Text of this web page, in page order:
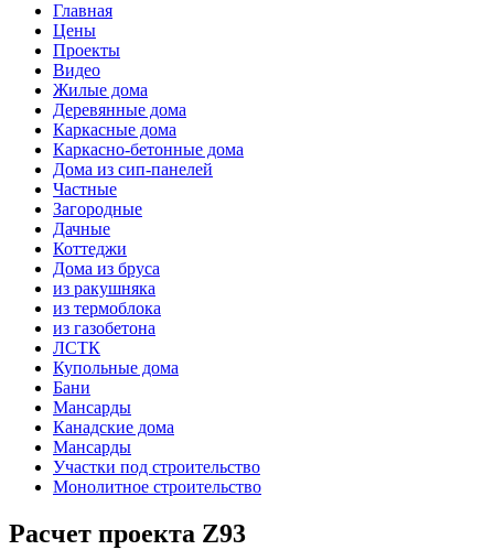
Главная
Цены
Проекты
Видео
Жилые дома
Деревянные дома
Каркасные дома
Каркасно-бетонные дома
Дома из сип-панелей
Частные
Загородные
Дачные
Коттеджи
Дома из бруса
из ракушняка
из термоблока
из газобетона
ЛСТК
Купольные дома
Бани
Мансарды
Канадские дома
Мансарды
Участки под строительство
Монолитное строительство
Расчет проекта Z93